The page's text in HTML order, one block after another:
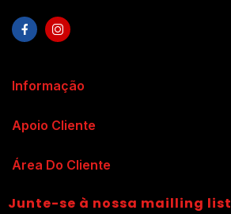
Informação
Apoio Cliente
Área Do Cliente
Junte-se à nossa mailling list